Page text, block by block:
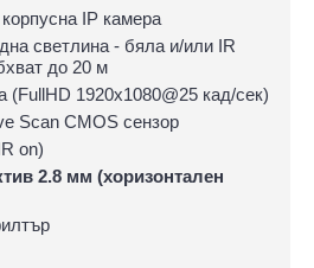
IP камера
светлина - бяла и/или IR
до 20 м
(FullHD 1920x1080@25 кад/сек)
Scan CMOS сензор
on)
2.8 мм (хоризонтален